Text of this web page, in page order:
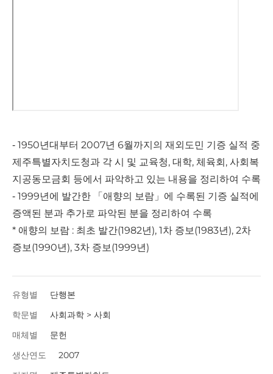
‐ 1950년대부터 2007년 6월까지의 재외도민 기증 실적 중
제주특별자치도청과 각 시 및 교육청, 대학, 체육회, 사회복
지공동모금회 등에서 파악하고 있는 내용을 정리하여 수록
‐ 1999년에 발간한 「애향의 보람」에 수록된 기증 실적에
증액된 분과 추가로 파악된 분을 정리하여 수록
* 애향의 보람 : 최초 발간(1982년), 1차 증보(1983년), 2차
증보(1990년), 3차 증보(1999년)
유형별
단행본
학문별
사회과학 > 사회
매체별
문헌
생산연도
2007